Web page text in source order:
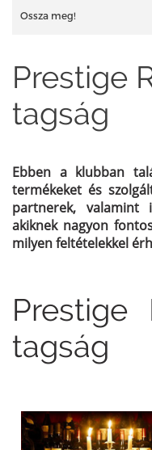
Ossza meg!
Prestige
tagság
Ebben a klubban
termékeket és
partnerek, valamint
akiknek nagyon
milyen feltételekkel
Prestige
tagság